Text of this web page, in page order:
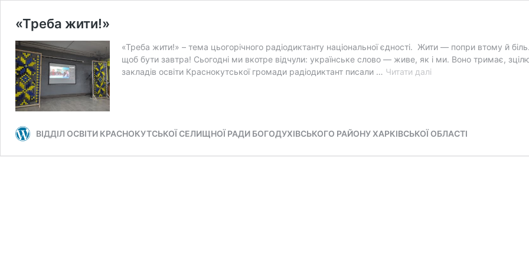
«Треба жити!»
«Треба жити!» – тема цьогорічного радіодиктанту національної єдності. Жити — попри втому й
щоб бути завтра! Сьогодні ми вкотре відчули: українське слово — живе, як і ми. Воно тримає,
закладів освіти Краснокутської громади радіодиктант писали … Читати далі
ВІДДІЛ ОСВІТИ КРАСНОКУТСЬКОЇ СЕЛИЩНОЇ РАДИ БОГОДУХІВСЬКОГО РАЙОНУ ХАРКІВСЬКОЇ ОБЛАСТІ